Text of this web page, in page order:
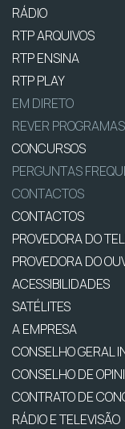
RÁDIO
RTP ARQUIVOS
RTP ENSINA
RTP PLAY
EM DIRETO
REVER PROGRAMAS
CONCURSOS
PERGUNTAS
CONTACTOS
CONTACTOS
PROVEDORA DO
PROVEDORA DO
ACESSIBILIDADES
SATÉLITES
A EMPRESA
CONSELHO GERAL
CONSELHO DE
CONTRATO DE
RÁDIO E TELEVISÃO